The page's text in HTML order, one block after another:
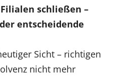
schließen –
entscheidende
Sicht – richtigen
nicht mehr